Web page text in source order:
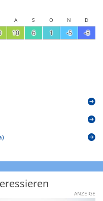
A S O N D
10 6 1 -5 -8
ANZEIGE